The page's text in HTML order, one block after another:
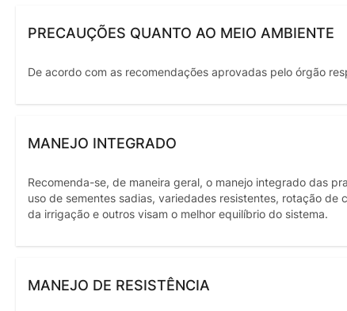
PRECAUÇÕES QUANTO AO MEIO AMBIENTE
De acordo com as recomendações aprovadas pelo órgão
MANEJO INTEGRADO
Recomenda-se, de maneira geral, o manejo integrado das
uso de sementes sadias, variedades resistentes, rotação
da irrigação e outros visam o melhor equilíbrio do sistema.
MANEJO DE RESISTÊNCIA